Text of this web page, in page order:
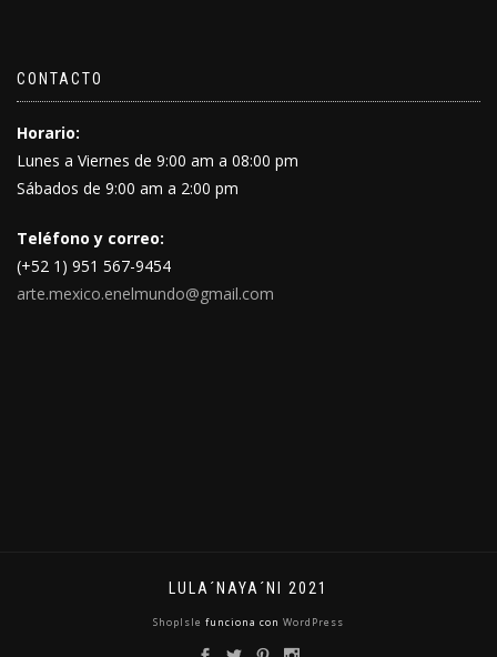
CONTACTO
Horario:
Lunes a Viernes de 9:00 am a 08:00 pm
Sábados de 9:00 am a 2:00 pm
Teléfono y correo:
(+52 1) 951 567-9454
arte.mexico.enelmundo@gmail.com
LULA´NAYA´NI 2021
ShopIsle funciona con WordPress